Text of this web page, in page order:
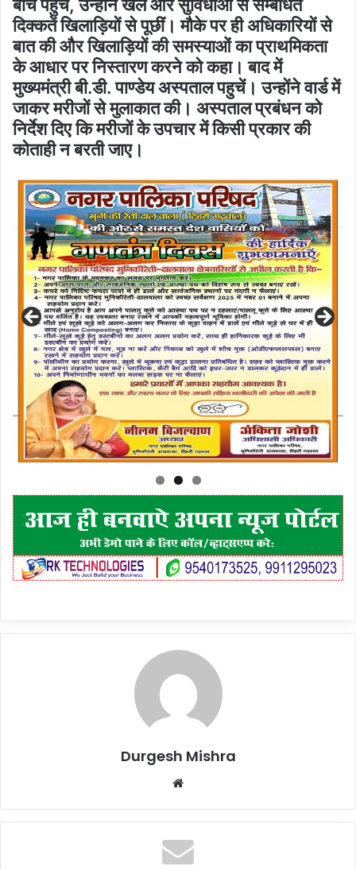
बीच पहुंचे, उन्होंने खेल और सुविधाओं से सम्बंधित
दिक्कतें खिलाड़ियों से पूछीं। मौके पर ही अधिकारियों से
बात की और खिलाड़ियों की समस्याओं का प्राथमिकता
के आधार पर निस्तारण करने को कहा। बाद में
मुख्यमंत्री बी.डी. पाण्डेय अस्पताल पहुचें। उन्होंने वार्ड में
जाकर मरीजों से मुलाकात की। अस्पताल प्रबंधन को
निर्देश दिए कि मरीजों के उपचार में किसी प्रकार की
कोताही न बरती जाए।
Durgesh Mishra
Website